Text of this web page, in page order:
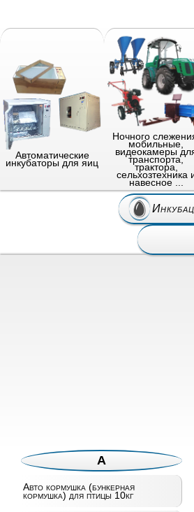
Автоматические
инкубаторы для яиц
Ночного
мобильные,
видеокамеры
транспорта,
трактора,
сельхозтехника
навесное ...
А
Авто кормушка (бункерная
кормушка) для птицы 10кг